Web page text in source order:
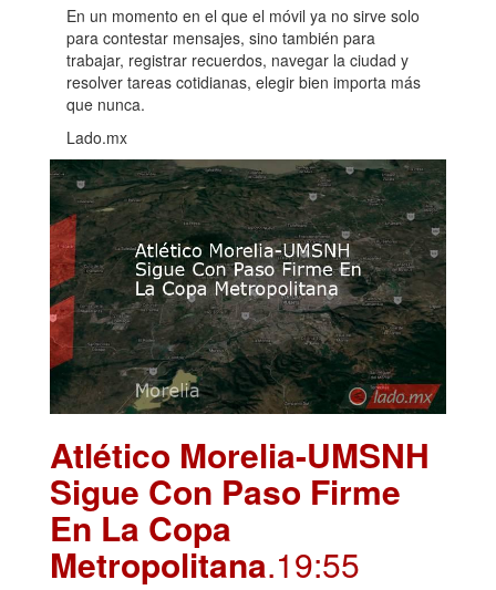
En un momento en el que el móvil ya no sirve solo
para contestar mensajes, sino también para
trabajar, registrar recuerdos, navegar la ciudad y
resolver tareas cotidianas, elegir bien importa más
que nunca.
Lado.mx
Atlético Morelia-UMSNH
Sigue Con Paso Firme
En La Copa
Metropolitana.19:55